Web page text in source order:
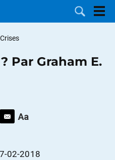
Par Graham E.
02-2018